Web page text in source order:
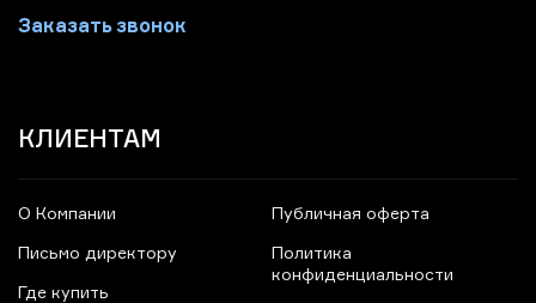
Заказать звонок
КЛИЕНТАМ
О Компании
Письмо директору
Где купить
Публичная оферта
Политика
конфиденциальности